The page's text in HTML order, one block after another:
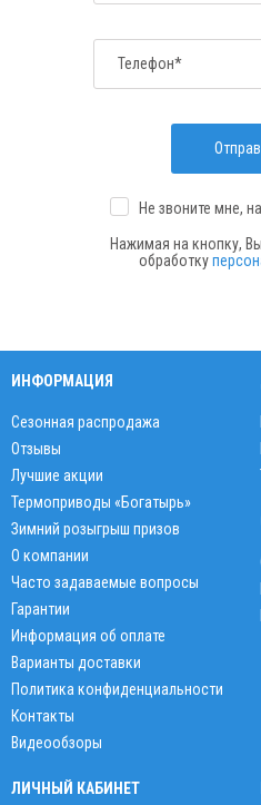
Телефон*
Не звоните мне,
Нажимая на кнопку,
обработку
ИНФОРМАЦИЯ
Сезонная распродажа
Отзывы
Лучшие акции
Термоприводы «Богатырь»
Зимний розыгрыш призов
О компании
Часто задаваемые вопросы
Гарантии
Информация об оплате
Варианты доставки
Политика конфиденциальности
Контакты
Видеообзоры
ЛИЧНЫЙ КАБИНЕТ